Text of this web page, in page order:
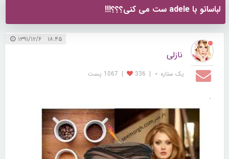
لباساتو با adele ست می کنی؟؟؟!!!
۱۸:۴۵ ۱۳۹۱/۱۲/۶
نازلی
یک ستاره ⋆ |
336
| 1067 پست
.